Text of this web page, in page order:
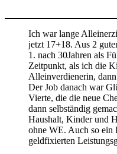
Ich war lange
jetzt 17+18. Aus 2
1. nach 30Jahren als
Zeitpunkt, als ich die
Alleinverdienerin,
Der Job danach war
Vierte, die die neue
dann selbständig
Haushalt, Kinder und
ohne WE. Auch so ein
geldfixierten